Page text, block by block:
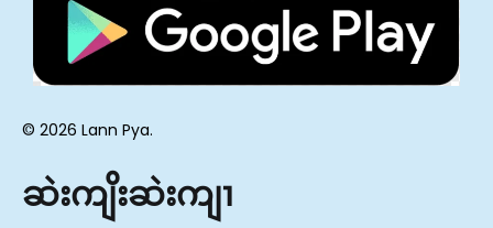
© 2026 Lann Pya.
ဆဲးကျိးဆဲးကျၢ